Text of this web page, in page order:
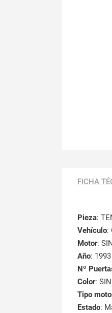
FICHA
Pieza:
Vehículo:
Motor:
Año: 1993
Nº
Color:
Tipo
Estado: